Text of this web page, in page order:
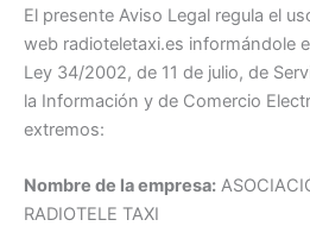
El presente Aviso Legal regula el
web radioteletaxi.es informándole
Ley 34/2002, de 11 de julio, de
la Información y de Comercio
extremos:
Nombre de la empresa:
RADIOTELE TAXI